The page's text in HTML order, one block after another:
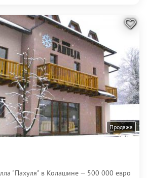
Продажа
"Пахуля" в Колашине — 500 000 евро